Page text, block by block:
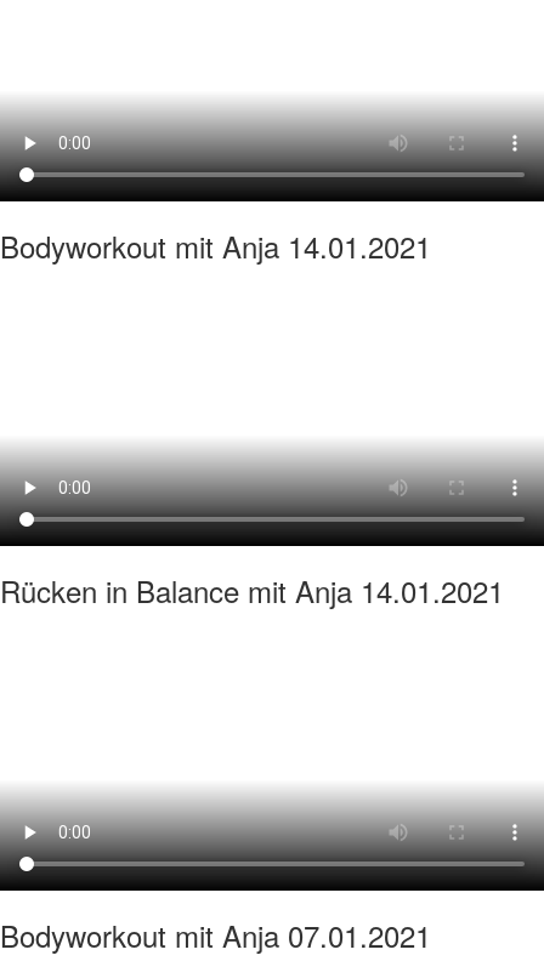
Bodyworkout mit Anja 14.01.2021
Rücken in Balance mit Anja 14.01.2021
Bodyworkout mit Anja 07.01.2021